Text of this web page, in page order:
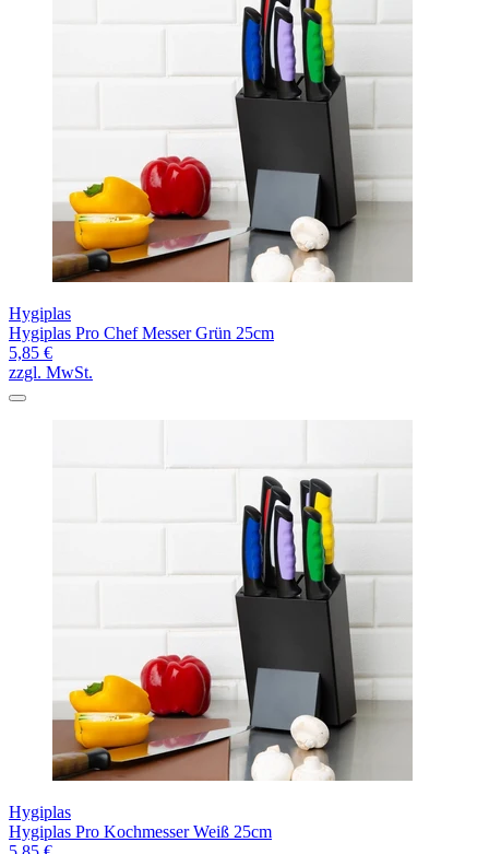
Hygiplas
Hygiplas Pro Chef Messer Grün 25cm
5,85 €
zzgl. MwSt.
Hygiplas
Hygiplas Pro Kochmesser Weiß 25cm